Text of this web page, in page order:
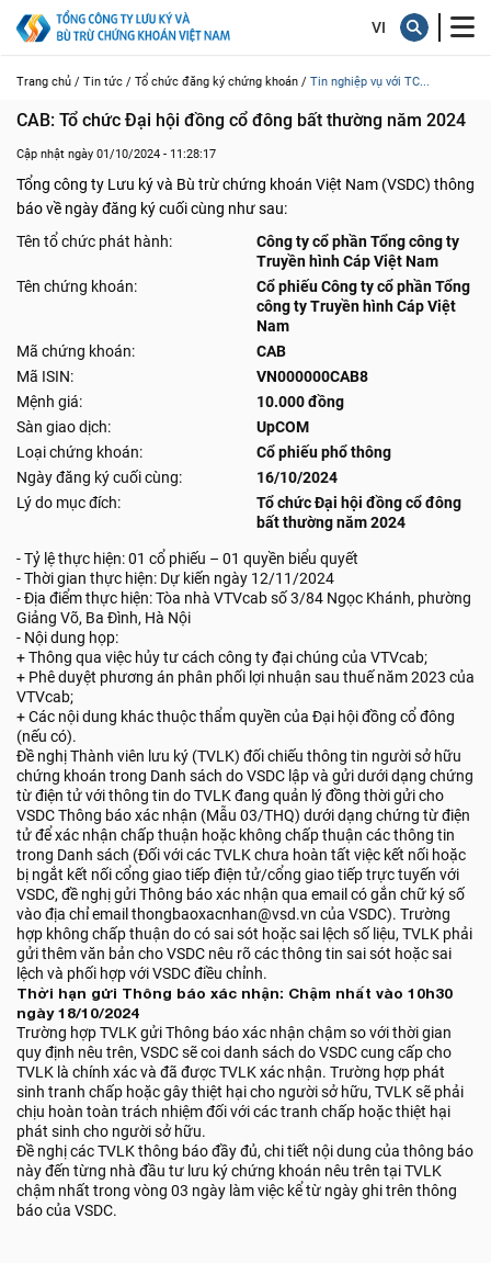
Trang chủ / Tin tức / Tổ chức đăng ký chứng khoán / Tin nghiệp vụ với TC...
CAB: Tổ chức Đại hội đồng cổ đông bất thường năm 2024
Cập nhật ngày 01/10/2024 - 11:28:17
Tổng công ty Lưu ký và Bù trừ chứng khoán Việt Nam (VSDC) thông
báo về ngày đăng ký cuối cùng như sau:
Tên tổ chức phát hành:
Công ty cổ phần Tổng công ty
Truyền hình Cáp Việt Nam
Tên chứng khoán:
Cổ phiếu Công ty cổ phần Tổng
công ty Truyền hình Cáp Việt
Nam
Mã chứng khoán:
CAB
Mã ISIN:
VN000000CAB8
Mệnh giá:
10.000 đồng
Sàn giao dịch:
UpCOM
Loại chứng khoán:
Cổ phiếu phổ thông
Ngày đăng ký cuối cùng:
16/10/2024
Lý do mục đích:
Tổ chức Đại hội đồng cổ đông
bất thường năm 2024
- Tỷ lệ thực hiện: 01 cổ phiếu – 01 quyền biểu quyết
- Thời gian thực hiện: Dự kiến ngày 12/11/2024
- Địa điểm thực hiện: Tòa nhà VTVcab số 3/84 Ngọc Khánh, phường
Giảng Võ, Ba Đình, Hà Nội
- Nội dung họp:
+ Thông qua việc hủy tư cách công ty đại chúng của VTVcab;
+ Phê duyệt phương án phân phối lợi nhuận sau thuế năm 2023 của
VTVcab;
+ Các nội dung khác thuộc thẩm quyền của Đại hội đồng cổ đông
(nếu có).
Đề nghị Thành viên lưu ký (TVLK) đối chiếu thông tin người sở hữu
chứng khoán trong Danh sách do VSDC lập và gửi dưới dạng chứng
từ điện tử với thông tin do TVLK đang quản lý đồng thời gửi cho
VSDC Thông báo xác nhận (Mẫu 03/THQ) dưới dạng chứng từ điện
tử để xác nhận chấp thuận hoặc không chấp thuận các thông tin
trong Danh sách (Đối với các TVLK chưa hoàn tất việc kết nối hoặc
bị ngắt kết nối cổng giao tiếp điện tử/cổng giao tiếp trực tuyến với
VSDC, đề nghị gửi Thông báo xác nhận qua email có gắn chữ ký số
vào địa chỉ email thongbaoxacnhan@vsd.vn của VSDC). Trường
hợp không chấp thuận do có sai sót hoặc sai lệch số liệu, TVLK phải
gửi thêm văn bản cho VSDC nêu rõ các thông tin sai sót hoặc sai
lệch và phối hợp với VSDC điều chỉnh.
Thời hạn gửi Thông báo xác nhận: Chậm nhất vào 10h30
ngày 18/10/2024
Trường hợp TVLK gửi Thông báo xác nhận chậm so với thời gian
quy định nêu trên, VSDC sẽ coi danh sách do VSDC cung cấp cho
TVLK là chính xác và đã được TVLK xác nhận. Trường hợp phát
sinh tranh chấp hoặc gây thiệt hại cho người sở hữu, TVLK sẽ phải
chịu hoàn toàn trách nhiệm đối với các tranh chấp hoặc thiệt hại
phát sinh cho người sở hữu.
Đề nghị các TVLK thông báo đầy đủ, chi tiết nội dung của thông báo
này đến từng nhà đầu tư lưu ký chứng khoán nêu trên tại TVLK
chậm nhất trong vòng 03 ngày làm việc kể từ ngày ghi trên thông
báo của VSDC.